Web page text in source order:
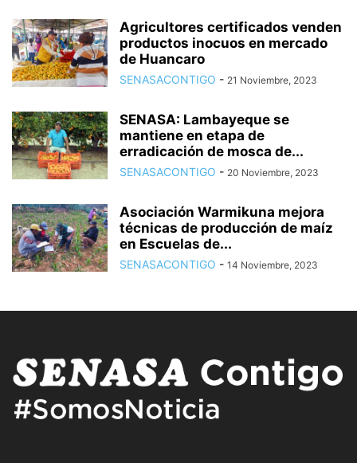
Agricultores certificados venden
productos inocuos en mercado
de Huancaro
SENASACONTIGO - 21 Noviembre, 2023
SENASA: Lambayeque se
mantiene en etapa de
erradicación de mosca de...
SENASACONTIGO - 20 Noviembre, 2023
Asociación Warmikuna mejora
técnicas de producción de maíz
en Escuelas de...
SENASACONTIGO - 14 Noviembre, 2023